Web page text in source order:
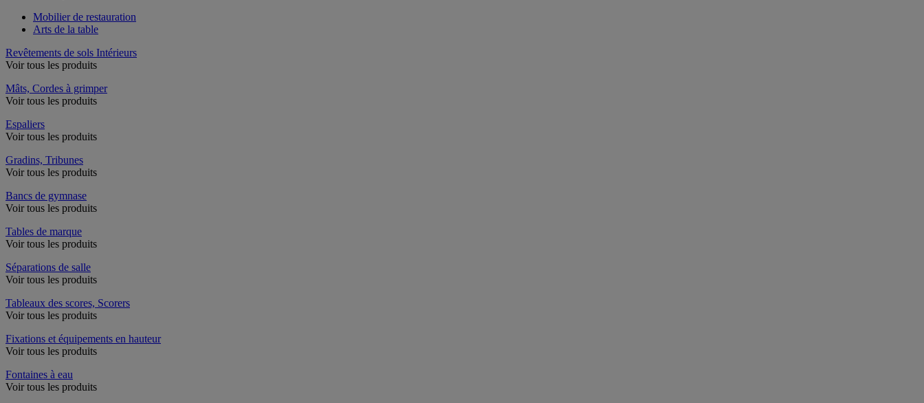
Mobilier de restauration
Arts de la table
Revêtements de sols Intérieurs
Voir tous les produits
Mâts, Cordes à grimper
Voir tous les produits
Espaliers
Voir tous les produits
Gradins, Tribunes
Voir tous les produits
Bancs de gymnase
Voir tous les produits
Tables de marque
Voir tous les produits
Séparations de salle
Voir tous les produits
Tableaux des scores, Scorers
Voir tous les produits
Fixations et équipements en hauteur
Voir tous les produits
Fontaines à eau
Voir tous les produits